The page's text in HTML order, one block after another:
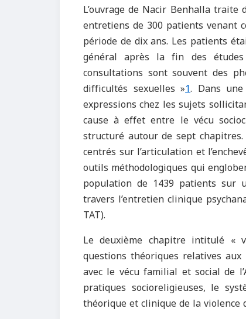
L’ouvrage de Nacir Benhalla
entretiens de 300 patients venant
période de dix ans. Les patients
général après la fin des
consultations sont souvent des
difficultés sexuelles »1. Dans
expressions chez les sujets
cause à effet entre le vécu
structuré autour de sept
centrés sur l’articulation et
outils méthodologiques qui
population de 1439 patients sur
travers l’entretien clinique
TAT).
Le deuxième chapitre intitulé «
questions théoriques relatives
avec le vécu familial et social de
pratiques socioreligieuses, le
théorique et clinique de la violence